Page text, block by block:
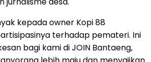
kepada owner Kopi 88
terhadap pemateri. Ini
bagi kami di JOIN Bantaeng,